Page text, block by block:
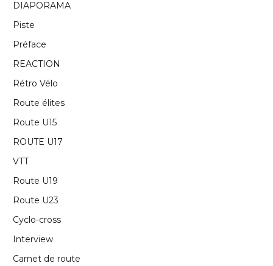
DIAPORAMA
Piste
Préface
REACTION
Rétro Vélo
Route élites
Route U15
ROUTE U17
VTT
Route U19
Route U23
Cyclo-cross
Interview
Carnet de route